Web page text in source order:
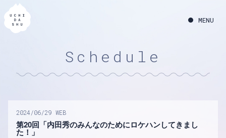
Schedule
2024 06 29 WEB
第20回「内田秀のみんなのためにロケハンしてきまし
た！」